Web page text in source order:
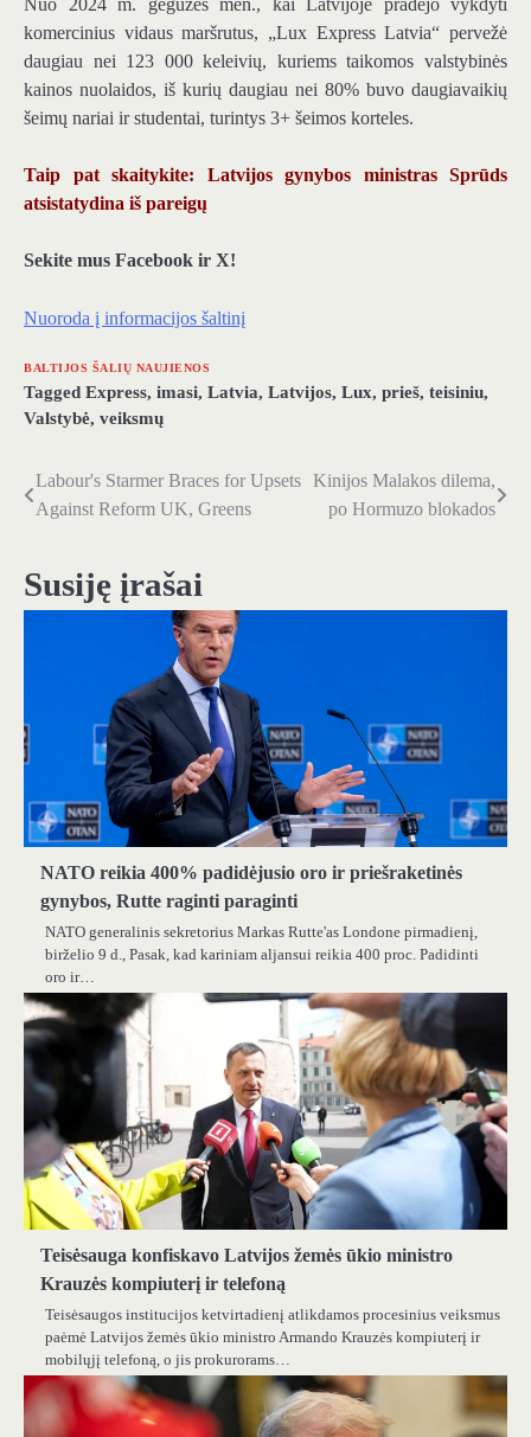
Nuo 2024 m. gegužės mėn., kai Latvijoje pradėjo vykdyti
komercinius vidaus maršrutus, „Lux Express Latvia“ pervežė
daugiau nei 123 000 keleivių, kuriems taikomos valstybinės
kainos nuolaidos, iš kurių daugiau nei 80% buvo daugiavaikių
šeimų nariai ir studentai, turintys 3+ šeimos korteles.
Taip pat skaitykite: Latvijos gynybos ministras Sprūds
atsistatydina iš pareigų
Sekite mus Facebook ir X!
Nuoroda į informacijos šaltinį
BALTIJOS ŠALIŲ NAUJIENOS
Tagged Express, imasi, Latvia, Latvijos, Lux, prieš, teisiniu,
Valstybė, veiksmų
Navigacija
tarp
įrašų
Labour's Starmer Braces for Upsets
Against Reform UK, Greens
Kinijos Malakos dilema,
po Hormuzo blokados
Susiję įrašai
NATO reikia 400% padidėjusio oro ir priešraketinės
gynybos, Rutte raginti paraginti
NATO generalinis sekretorius Markas Rutte'as Londone pirmadienį,
birželio 9 d., Pasak, kad kariniam aljansui reikia 400 proc. Padidinti
oro ir…
Teisėsauga konfiskavo Latvijos žemės ūkio ministro
Krauzės kompiuterį ir telefoną
Teisėsaugos institucijos ketvirtadienį atlikdamos procesinius veiksmus
paėmė Latvijos žemės ūkio ministro Armando Krauzės kompiuterį ir
mobilųjį telefoną, o jis prokurorams…